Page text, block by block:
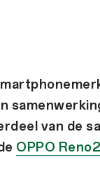
van de
OPPO Reno2